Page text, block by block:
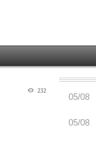
232
05/08
05/08